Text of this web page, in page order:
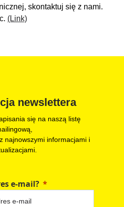
skontaktuj się z nami.
(Link)
newslettera
się na naszą listę
najnowszymi informacjami i
e-mail?